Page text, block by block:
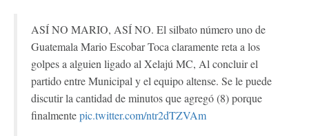
ASÍ NO MARIO, ASÍ NO. El silbato número uno de
Guatemala Mario Escobar Toca claramente reta a los
golpes a alguien ligado al Xelajú MC, Al concluir el
partido entre Municipal y el equipo altense. Se le puede
discutir la cantidad de minutos que agregó (8) porque
finalmentepic.twitter.com/ntr2dTZVAm